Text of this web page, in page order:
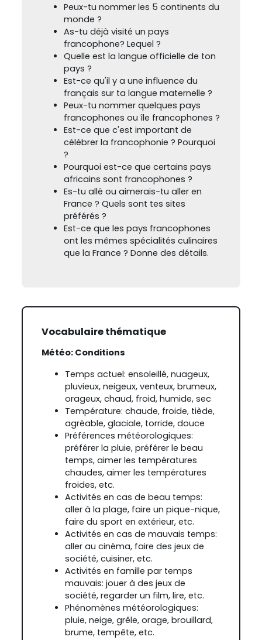
Peux-tu nommer les 5 continents du
monde ?
As-tu déjà visité un pays
francophone? Lequel ?
Quelle est la langue officielle de ton
pays ?
Est-ce qu'il y a une influence du
français sur ta langue maternelle ?
Peux-tu nommer quelques pays
francophones ou île francophones ?
Est-ce que c'est important de
célébrer la francophonie ? Pourquoi
?
Pourquoi est-ce que certains pays
africains sont francophones ?
Es-tu allé ou aimerais-tu aller en
France ? Quels sont tes sites
préférés ?
Est-ce que les pays francophones
ont les mêmes spécialités culinaires
que la France ? Donne des détails.
Vocabulaire thématique
Météo: Conditions
Temps actuel: ensoleillé, nuageux,
pluvieux, neigeux, venteux, brumeux,
orageux, chaud, froid, humide, sec
Température: chaude, froide, tiède,
agréable, glaciale, torride, douce
Préférences météorologiques:
préférer la pluie, préférer le beau
temps, aimer les températures
chaudes, aimer les températures
froides, etc.
Activités en cas de beau temps:
aller à la plage, faire un pique-nique,
faire du sport en extérieur, etc.
Activités en cas de mauvais temps:
aller au cinéma, faire des jeux de
société, cuisiner, etc.
Activités en famille par temps
mauvais: jouer à des jeux de
société, regarder un film, lire, etc.
Phénomènes météorologiques:
pluie, neige, grêle, orage, brouillard,
brume, tempête, etc.